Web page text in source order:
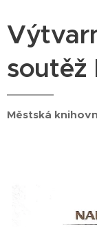
soutěž
Městská